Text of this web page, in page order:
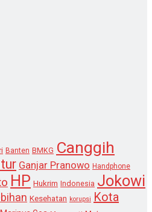
Banten BMKG Canggih
Ganjar Pranowo Handphone
HP Hukrim Indonesia Jokowi
Kesehatan korupsi Kota